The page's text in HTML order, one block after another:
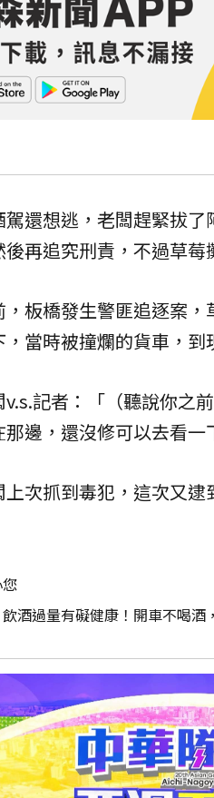
駕還想逃，老闆趕緊拔
後再追究刑責 ，不過草
，板橋發生警匪追逐案
當時被撞爛的貨車，到
v.s.記者：「（聽說你之
邊，還沒修可以去看一
上次抓到毒犯，這次又
酒過量有礙健康！開車不喝酒